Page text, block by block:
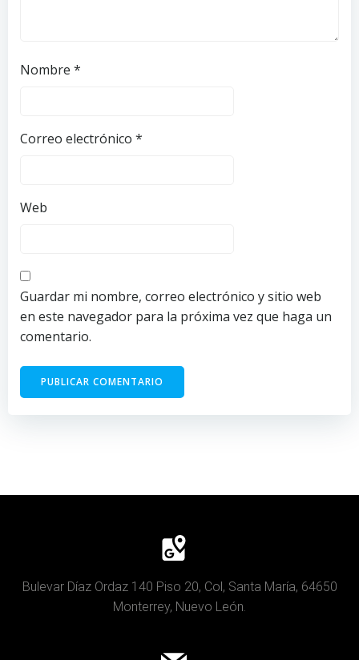
Nombre *
Correo electrónico *
Web
Guardar mi nombre, correo electrónico y sitio web
en este navegador para la próxima vez que haga un
comentario.
Bulevar Díaz Ordaz 140 Piso 20, Col, Santa María, 64650
Monterrey, Nuevo León.